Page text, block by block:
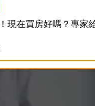
現在買房好嗎？專家